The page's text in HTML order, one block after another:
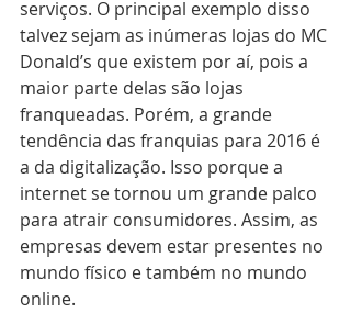
serviços. O principal exemplo disso
talvez sejam as inúmeras lojas do MC
Donald’s que existem por aí, pois a
maior parte delas são lojas
franqueadas. Porém, a grande
tendência das franquias para 2016 é
a da digitalização. Isso porque a
internet se tornou um grande palco
para atrair consumidores. Assim, as
empresas devem estar presentes no
mundo físico e também no mundo
online.